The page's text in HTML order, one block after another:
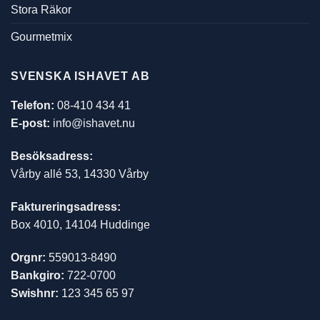
Stora Räkor
Gourmetmix
SVENSKA ISHAVET AB
Telefon: 08-410 434 41
E-post: info@ishavet.nu
Besöksadress:
Vårby allé 53, 14330 Vårby
Faktureringsadress:
Box 4010, 14104 Huddinge
Orgnr: 559013-8490
Bankgiro: 722-0700
Swishnr: 123 345 65 97